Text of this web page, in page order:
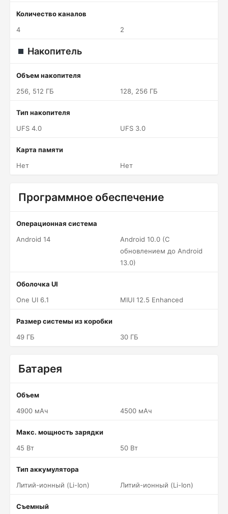
Количество каналов
4
2
Накопитель
Объем накопителя
256, 512 ГБ
128, 256 ГБ
Тип накопителя
UFS 4.0
UFS 3.0
Карта памяти
Нет
Нет
Программное обеспечение
Операционная система
Android 14
Android 10.0 (С
обновлением до Android
13.0)
Оболочка UI
One UI 6.1
MIUI 12.5 Enhanced
Размер системы из коробки
49 ГБ
30 ГБ
Батарея
Объем
4900 мАч
4500 мАч
Макс. мощность зарядки
45 Вт
50 Вт
Тип аккумулятора
Литий-ионный (Li-Ion)
Литий-ионный (Li-Ion)
Съемный